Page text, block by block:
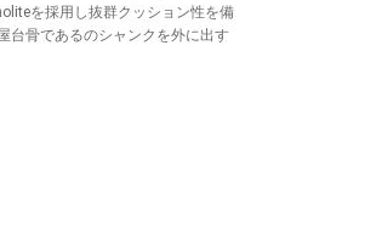
を採用し抜群クッション性を備
台骨であるのシャンクを外に出す